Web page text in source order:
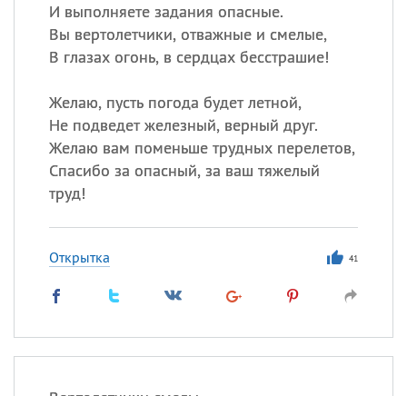
И выполняете задания опасные.
Вы вертолетчики, отважные и смелые,
В глазах огонь, в сердцах бесстрашие!
Желаю, пусть погода будет летной,
Не подведет железный, верный друг.
Желаю вам поменьше трудных перелетов,
Спасибо за опасный, за ваш тяжелый
труд!
Открытка 41